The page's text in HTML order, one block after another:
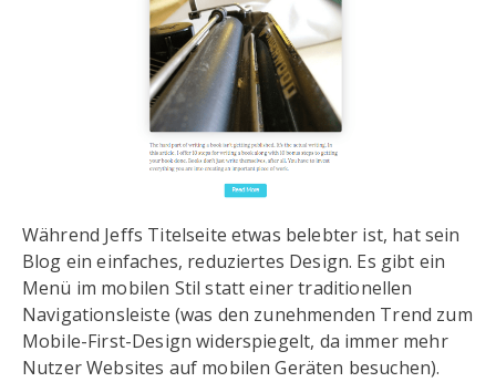
Während Jeffs Titelseite etwas belebter ist, hat sein
Blog ein einfaches, reduziertes Design. Es gibt ein
Menü im mobilen Stil statt einer traditionellen
Navigationsleiste (was den zunehmenden Trend zum
Mobile-First-Design widerspiegelt, da immer mehr
Nutzer Websites auf mobilen Geräten besuchen).